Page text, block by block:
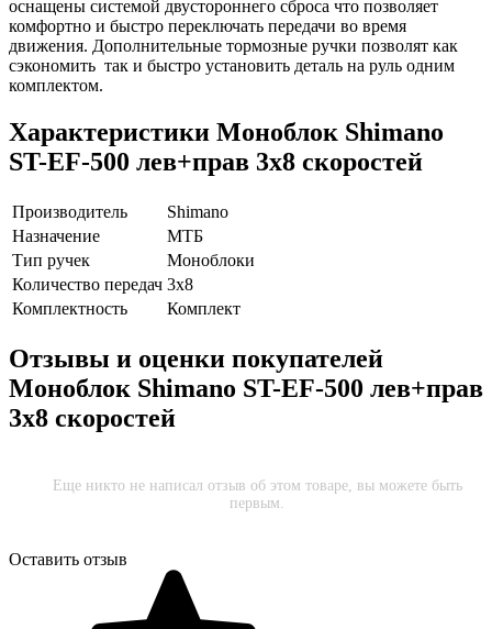
оснащены системой двустороннего сброса что позволяет
комфортно и быстро переключать передачи во время
движения. Дополнительные тормозные ручки позволят как
сэкономить так и быстро установить деталь на руль одним
комплектом.
Характеристики Моноблок Shimano
ST-EF-500 лев+прав 3х8 скоростей
Производитель
Shimano
Назначение
МТБ
Тип ручек
Моноблоки
Количество передач 3x8
Комплектность
Комплект
Отзывы и оценки покупателей
Моноблок Shimano ST-EF-500 лев+прав
3х8 скоростей
Еще никто не написал отзыв об этом товаре, вы можете быть
первым.
Оставить отзыв